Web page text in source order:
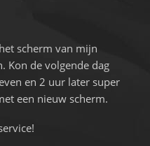
scherm van mijn
Kon de volgende dag
en 2 uur later super
een nieuw scherm.